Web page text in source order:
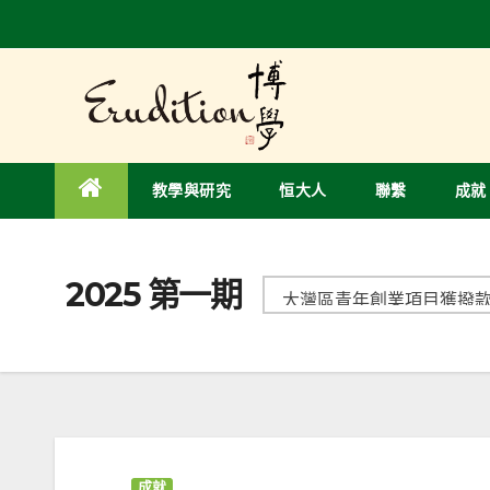
教學與研究 恒大人 聯繫 成就
2025 第一期